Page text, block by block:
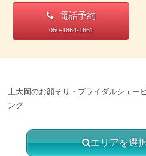
電話予約
050-1864-1661
上大岡のお顔そり・ブライダルシェー
ング
エリアを選